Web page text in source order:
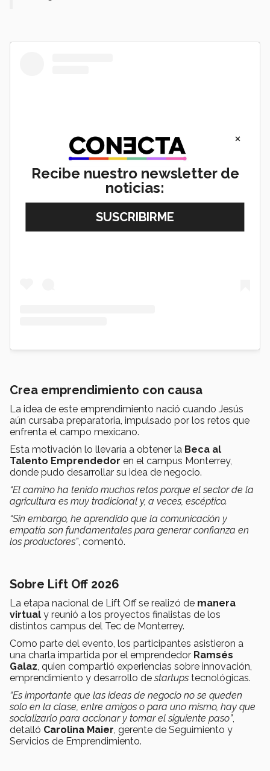
View this post on Instagram
Crea emprendimiento con causa
La idea de este emprendimiento nació cuando Jesús
aún cursaba preparatoria, impulsado por los retos que
enfrenta el campo mexicano.
Esta motivación lo llevaría a obtener la Beca al
Talento Emprendedor en el campus Monterrey,
donde pudo desarrollar su idea de negocio.
“El camino ha tenido muchos retos porque el sector de la
agricultura es muy tradicional y, a veces, escéptico.
“Sin embargo, he aprendido que la comunicación y
empatía son fundamentales para generar confianza en
los productores”, comentó.
Sobre Lift Off 2026
La etapa nacional de Lift Off se realizó de manera
virtual y reunió a los proyectos finalistas de los
distintos campus del Tec de Monterrey.
Como parte del evento, los participantes asistieron a
una charla impartida por el emprendedor Ramsés
Galaz, quien compartió experiencias sobre innovación,
emprendimiento y desarrollo destartups tecnológicas.
“Es importante que las ideas de negocio no se queden
solo en la clase, entre amigos o para uno mismo, hay que
socializarlo para accionar y tomar el siguiente paso”,
detalló Carolina Maier, gerente de Seguimiento y
Servicios de Emprendimiento.
×
Recibe nuestro newsletter de
noticias: